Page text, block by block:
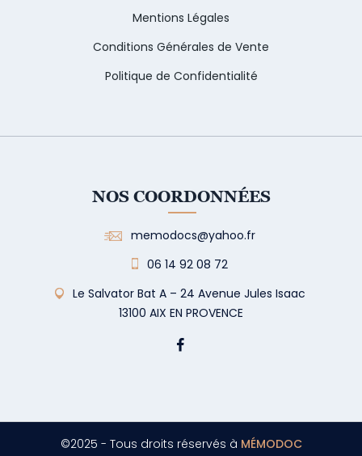
Mentions Légales
Conditions Générales de Vente
Politique de Confidentialité
NOS COORDONNÉES
memodocs@yahoo.fr
06 14 92 08 72
Le Salvator Bat A – 24 Avenue Jules Isaac
13100 AIX EN PROVENCE
©2025 - Tous droits réservés à MÉMODOC